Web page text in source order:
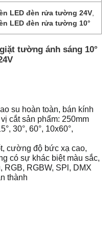
LED đèn rửa tường 24V
LED đèn rửa tường 10°
tường ánh sáng 10°
su hoàn toàn, bán kính
cắt sản phẩm: 250mm
30°, 60°, 10x60°,
cường độ bức xạ cao,
có sự khác biệt màu sắc,
RGB, RGBW, SPl, DMX
thành